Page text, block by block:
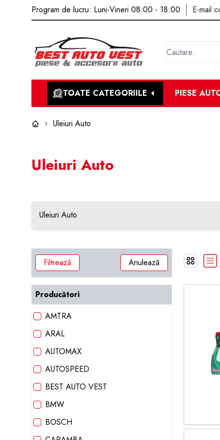
Program de lucru: Luni-Vineri 08:00 - 18:00 E-mail:
TOATE CATEGORIILE PIESE
Uleiuri Auto
Uleiuri Auto
Uleiuri Auto
Filtrează Anulează
Producători
AMTRA
ARAL
AUTOMAX
AUTOSPEED
BEST AUTO VEST
BMW
BOSCH